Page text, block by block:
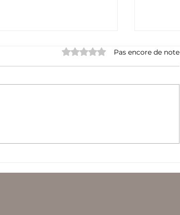
Noté 0 étoile sur 5.Pas encore de note